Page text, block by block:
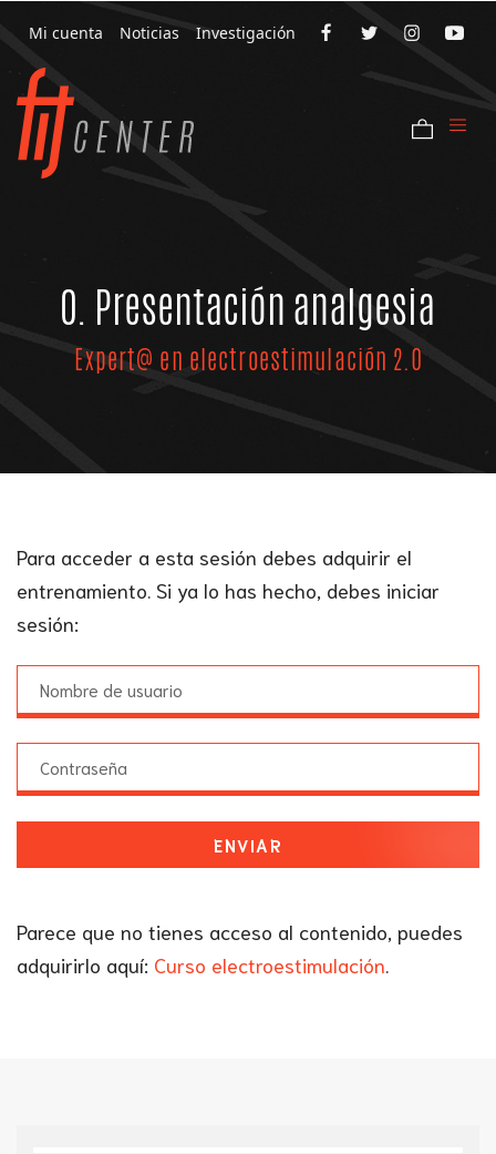
Mi cuenta Noticias Investigación
0. Presentación analgesia
Expert@ en electroestimulación 2.0
Para acceder a esta sesión debes adquirir el
entrenamiento. Si ya lo has hecho, debes iniciar
sesión:
ENVIAR
Parece que no tienes acceso al contenido, puedes
adquirirlo aquí: Curso electroestimulación.